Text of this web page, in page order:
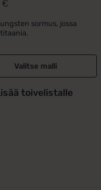
€
sormus, jossa
Valitse malli
toivelistalle